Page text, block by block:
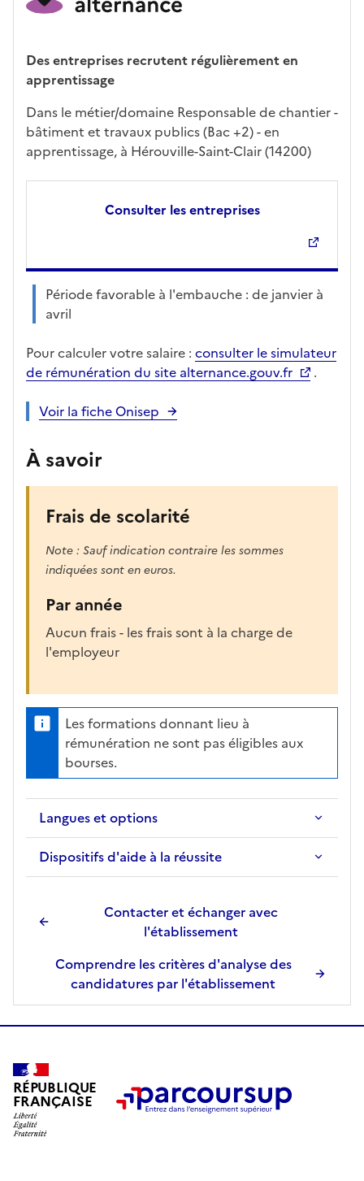
Des entreprises recrutent régulièrement en
apprentissage
Dans le métier/domaine Responsable de chantier -
bâtiment et travaux publics (Bac +2) - en
apprentissage, à Hérouville-Saint-Clair (14200)
Consulter les entreprises
Période favorable à l'embauche : de janvier à
avril
Pour calculer votre salaire : consulter le simulateur
de rémunération du site alternance.gouv.fr
.
Voir la fiche Onisep
À savoir
Frais de scolarité
Note : Sauf indication contraire les sommes
indiquées sont en euros.
Par année
Aucun frais - les frais sont à la charge de
l'employeur
Les formations donnant lieu à
rémunération ne sont pas éligibles aux
bourses.
Langues et options
Dispositifs d'aide à la réussite
Contacter et échanger avec
l'établissement
Comprendre les critères d'analyse des
candidatures par l'établissement
RÉPUBLIQUE
FRANÇAISE